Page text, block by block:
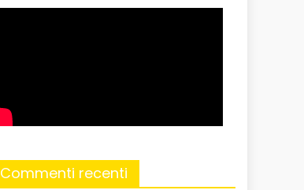
Commenti recenti